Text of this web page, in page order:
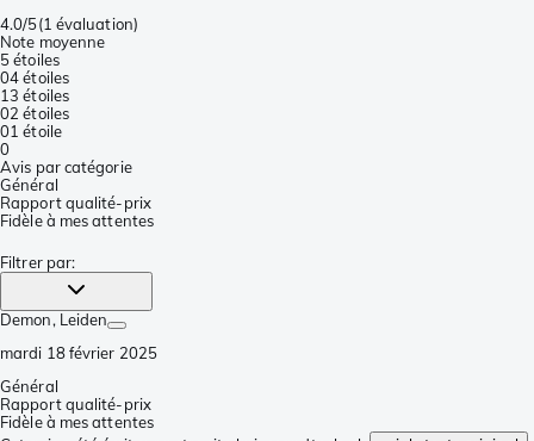
4.0/5(1 évaluation)
Note moyenne
5 étoiles
04 étoiles
13 étoiles
02 étoiles
01 étoile
0
Avis par catégorie
Général
Rapport qualité-prix
Fidèle à mes attentes
Filtrer par:
Demon, Leiden
mardi 18 février 2025
Général
Rapport qualité-prix
Fidèle à mes attentes